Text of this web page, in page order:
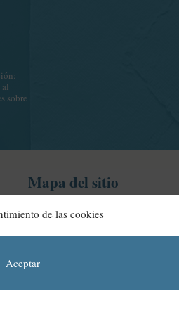
de las cookies
Aceptar
sobre
Mapa del sitio
Catálogo
Blog